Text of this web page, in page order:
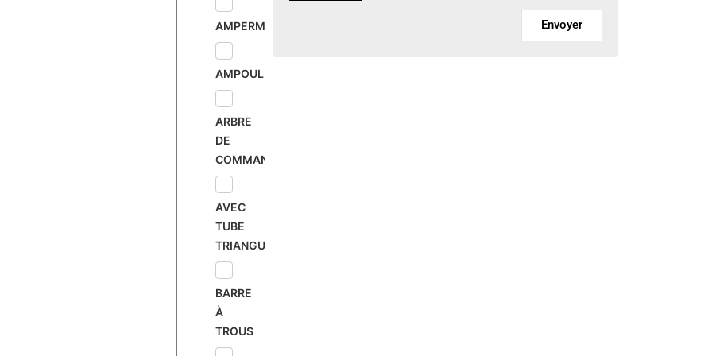
AMPERMÈTRE
AMPOULE
ARBRE
DE
COMMANDE
AVEC
TUBE
TRIANGULAIRE
BARRE
À
TROUS
Envoyer